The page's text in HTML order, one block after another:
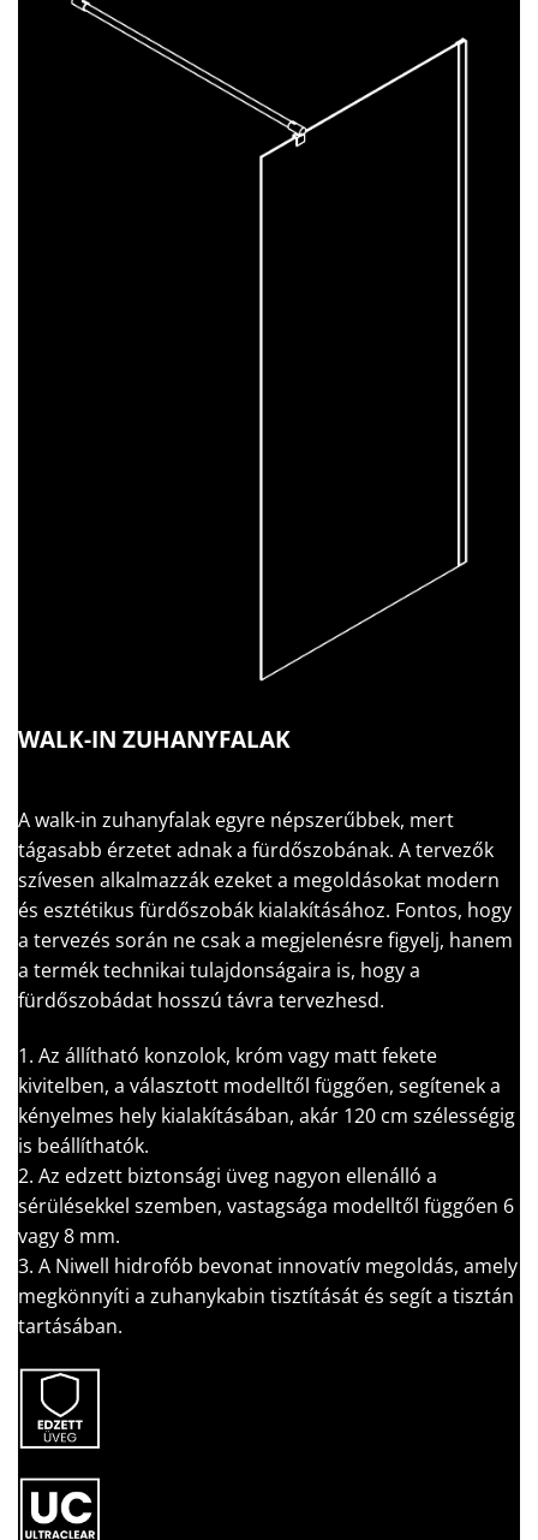
WALK-IN ZUHANYFALAK
A walk-in zuhanyfalak egyre népszerűbbek, mert
tágasabb érzetet adnak a fürdőszobának. A tervezők
szívesen alkalmazzák ezeket a megoldásokat modern
és esztétikus fürdőszobák kialakításához. Fontos, hogy
a tervezés során ne csak a megjelenésre figyelj, hanem
a termék technikai tulajdonságaira is, hogy a
fürdőszobádat hosszú távra tervezhesd.
1. Az állítható konzolok, króm vagy matt fekete
kivitelben, a választott modelltől függően, segítenek a
kényelmes hely kialakításában, akár 120 cm szélességig
is beállíthatók.
2. Az edzett biztonsági üveg nagyon ellenálló a
sérülésekkel szemben, vastagsága modelltől függően 6
vagy 8 mm.
3. A Niwell hidrofób bevonat innovatív megoldás, amely
megkönnyíti a zuhanykabin tisztítását és segít a tisztán
tartásában.